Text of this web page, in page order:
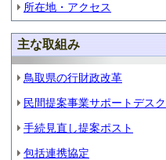
所在地・アクセス
主な取組み
鳥取県の行財政改革
民間提案事業サポートデスク
手続見直し提案ポスト
包括連携協定